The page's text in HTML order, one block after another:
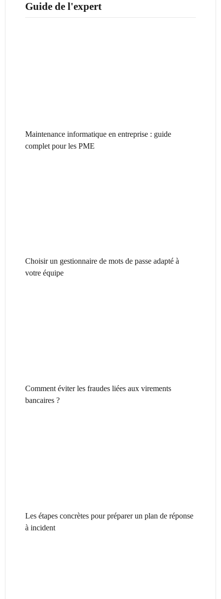
Guide de l'expert
Maintenance informatique en entreprise : guide
complet pour les PME
Choisir un gestionnaire de mots de passe adapté à
votre équipe
Comment éviter les fraudes liées aux virements
bancaires ?
Les étapes concrètes pour préparer un plan de réponse
à incident